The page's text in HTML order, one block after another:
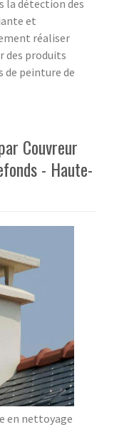
la détection des
et
réaliser
des produits
de peinture de
Couvreur
- Haute-
en nettoyage